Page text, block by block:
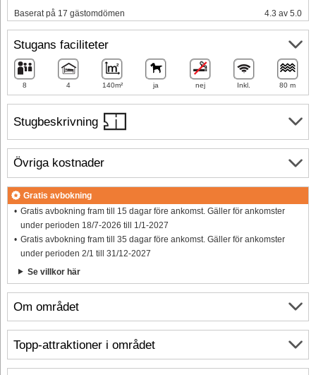
Stugbeskrivning
Om området
Baserat på 17 gästomdömen 4.3 av 5.0
Stugans faciliteter
8 4 140m² ja nej Inkl. 80 m
Övriga kostnader
Gratis avbokning
Gratis avbokning fram till 15 dagar före ankomst. Gäller för ankomster
under perioden 18/7-2026 till 1/1-2027
Gratis avbokning fram till 35 dagar före ankomst. Gäller för ankomster
under perioden 2/1 till 31/12-2027
Se villkor här
Topp-attraktioner i området